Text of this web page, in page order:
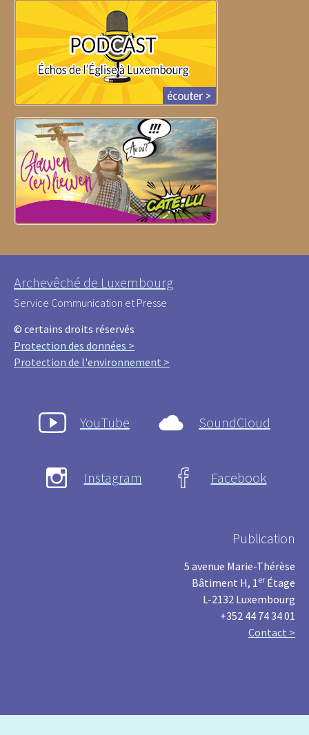
Archevêché de Luxembourg
Service Communication et Presse
© certains droits réservés
Protection des données >
Protection de l'environnement >
YouTube SoundCloud
Instagram Facebook
Publication
5 avenue Marie-Thérèse
Bâtiment H, 1er Étage
L-2132 Luxembourg
+352 44 74 34 01
Contact >